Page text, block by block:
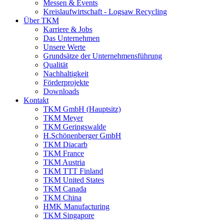
Messen & Events
Kreislaufwirtschaft - Logsaw Recycling
Über TKM
Karriere & Jobs
Das Unternehmen
Unsere Werte
Grundsätze der Unternehmensführung
Qualität
Nachhaltigkeit
Förderprojekte
Downloads
Kontakt
TKM GmbH (Hauptsitz)
TKM Meyer
TKM Geringswalde
H.Schönenberger GmbH
TKM Diacarb
TKM France
TKM Austria
TKM TTT Finland
TKM United States
TKM Canada
TKM China
HMK Manufacturing
TKM Singapore